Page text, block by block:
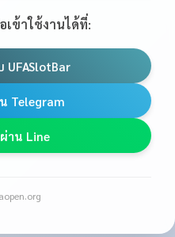
เข้าใช้งานได้ที่:
UFASlotBar
Telegram
าน Line